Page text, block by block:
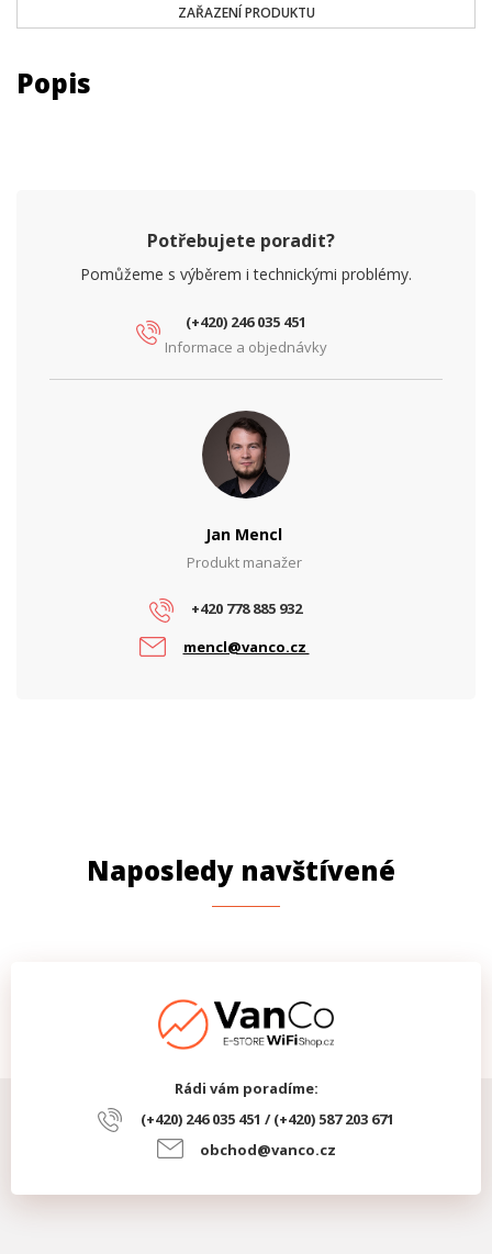
ZAŘAZENÍ PRODUKTU
Popis
Potřebujete poradit?
Pomůžeme s výběrem i technickými problémy.
(+420) 246 035 451
Informace a objednávky
Jan Mencl
Produkt manažer
+420 778 885 932
mencl@vanco.cz
Naposledy navštívené
Rádi vám poradíme:
(+420) 246 035 451 / (+420) 587 203 671
obchod@vanco.cz